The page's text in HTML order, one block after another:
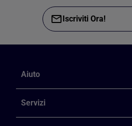
Iscriviti Ora!
Aiuto
Servizi